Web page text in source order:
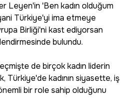
Leyen'in 'Ben kadın olduğum
Türkiye'yi ima etmeye
Birliği'ni kast ediyorsan
bulundu.
de birçok kadın liderin
Türkiye'de kadının siyasette, iş
bir role sahip olduğunu